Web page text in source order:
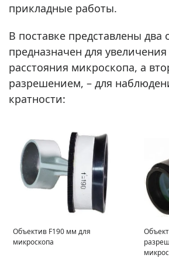
прикладные работы.
В поставке представлены два
предназначен для
расстояния микроскопа, а
разрешением, – для
кратности:
Объектив F190 мм для
микроскопа